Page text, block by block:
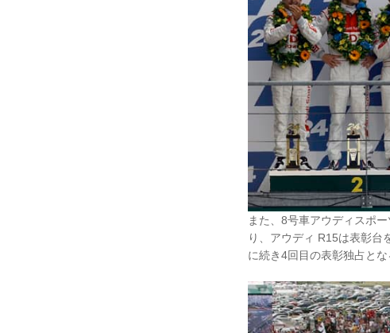
また、8号車アウディスポ
り、アウディ R15は表彰
に続き4回目の表彰独占とな